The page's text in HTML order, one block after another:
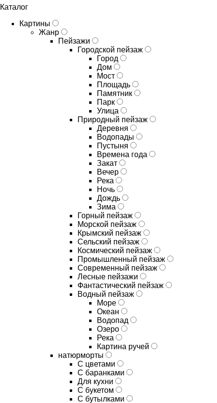
Каталог
Картины
Жанр
Пейзажи
Городской пейзаж
Город
Дом
Мост
Площадь
Памятник
Парк
Улица
Природный пейзаж
Деревня
Водопады
Пустыня
Времена года
Закат
Вечер
Река
Ночь
Дождь
Зима
Горный пейзаж
Морской пейзаж
Крымский пейзаж
Сельский пейзаж
Космический пейзаж
Промышленный пейзаж
Современный пейзаж
Лесные пейзажи
Фантастический пейзаж
Водный пейзаж
Море
Океан
Водопад
Озеро
Река
Картина ручей
натюрморты
С цветами
С баранками
Для кухни
C букетом
C бутылками